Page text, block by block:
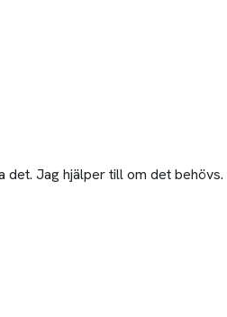
det. Jag hjälper till om det behövs.